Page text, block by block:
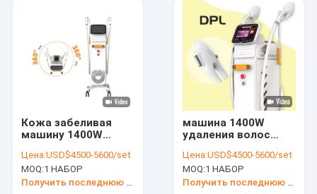
Продукты
О нас
Экскурсия по заводу
Кожа забеливая
машину 1400W
лазера дам
Цена:USD$4500-5600/set
MOQ:1 НАБОР
Получить последнюю цену
машина 1400W
удаления волос
IPL
Цена:USD$4500-5600/set
MOQ:1 НАБОР
Получить последнюю цену